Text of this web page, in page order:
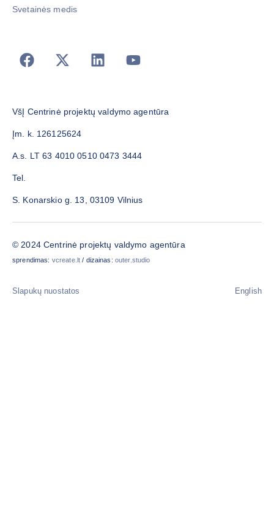
Svetainės medis
VšĮ Centrinė projektų valdymo agentūra
Įm. k. 126125624
A.s. LT 63 4010 0510 0473 3444
Tel.
S. Konarskio g. 13, 03109 Vilnius
© 2024 Centrinė projektų valdymo agentūra
sprendimas: vcreate.lt / dizainas: outer.studio
Slapukų nuostatos English